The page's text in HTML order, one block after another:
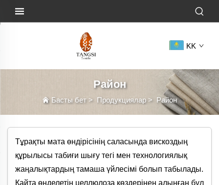
KK
Район
Басты бет> Продукциялар> Район
Тұрақты мата өндірісінің саласында вискоздың
құрылысы табиғи шығу тегі мен технологиялық
жаңалықтардың тамаша үйлесімі болып табылады.
Қайта өңделетін целлюлоза көздерінен алынған бұл